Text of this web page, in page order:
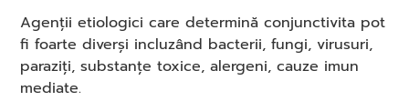
Agenții etiologici care determină conjunctivita pot
fi foarte diverși incluzând bacterii, fungi, virusuri,
paraziți, substanțe toxice, alergeni, cauze imun
mediate.